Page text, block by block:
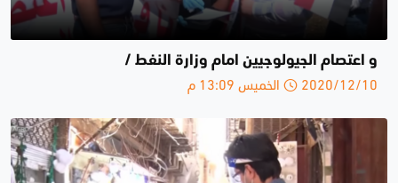
و ‏اعتصام الجيولوجيين امام وزارة النفط /
2020/12/10 الخميس 13:09 م